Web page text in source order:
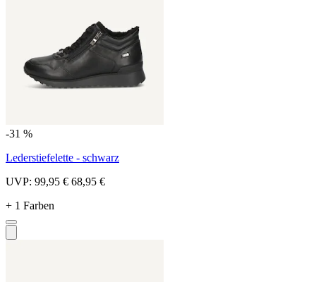
-31 %
Lederstiefelette - schwarz
UVP: 99,95 € 68,95 €
+ 1 Farben